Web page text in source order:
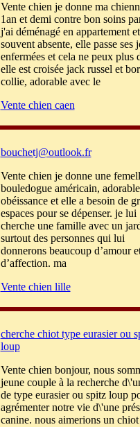
Vente chien je donne ma
1an et demi contre bon soins
j'ai déménagé en appartement
souvent absente, elle passe ses
enfermées et cela ne peux plus
elle est croisée jack russel et
collie, adorable avec le
Vente chien caen
bouchetj@outlook.fr
Vente chien je donne une
bouledogue américain,
obéissance et elle a besoin de
espaces pour se dépenser. je lui
cherche une famille avec un
surtout des personnes qui lui
donnerons beaucoup d’amour
d’affection. ma
Vente chien lille
cherche chiot type eurasier ou
loup
Vente chien bonjour, nous
jeune couple à la recherche
de type eurasier ou spitz loup
agrémenter notre vie d\'une
canine. nous aimerions un chiot